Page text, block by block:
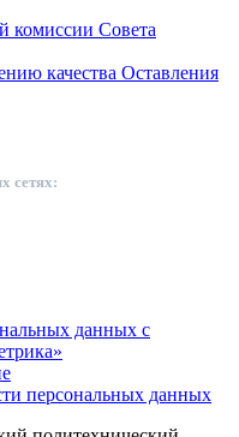
комиссии Совета
качества Оставления
сетях:
данных с
персональных данных